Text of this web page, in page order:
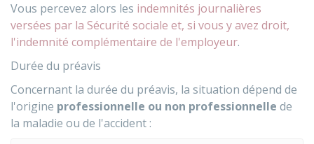
Vous percevez alors les indemnités journalières
versées par la Sécurité sociale et, si vous y avez droit,
l'indemnité complémentaire de l'employeur.
Durée du préavis
Concernant la durée du préavis, la situation dépend de
l'origine professionnelle ou non professionnelle de
la maladie ou de l'accident :